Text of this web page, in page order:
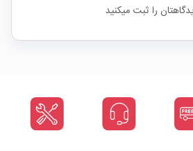
را ثبت میکنید